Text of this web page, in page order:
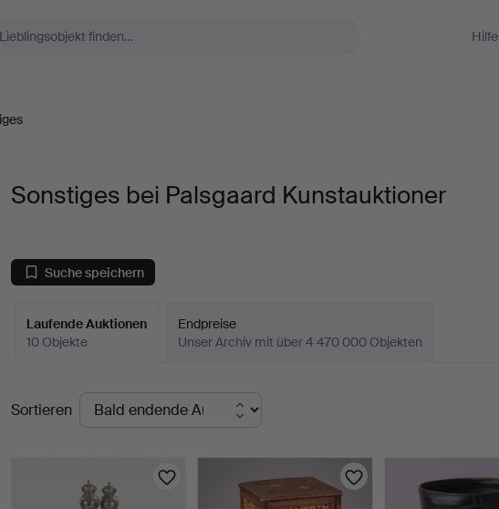
Hilfe
Sonstiges bei Palsgaard Kunstauktioner
Suche speichern
Laufende Auktionen
10 Objekte
Endpreise
Unser Archiv mit über 4 470 000 Objekten
Laufende
Auktionen
Sortieren